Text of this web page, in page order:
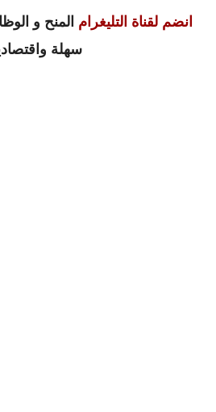
انضم لقناة التليغرام المنح و
سهلة